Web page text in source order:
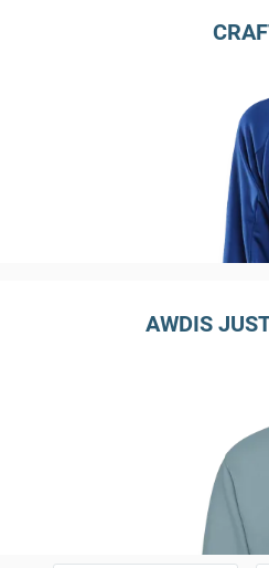
AWDIS